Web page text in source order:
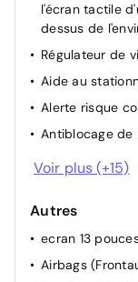
l'écran tactile
dessus de
Régulateur de
Aide au
Alerte risque
Antiblocage de
Contrôle
Vitres AR et
Surveillance
Sécurité enfant
Voir plus (+15)
Autres
ecran 13
Airbags